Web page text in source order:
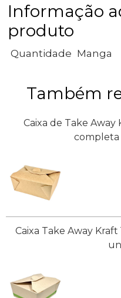
Informação
produto
Quantidade Manga
Também
Caixa de Take Away
completa
Caixa Take Away